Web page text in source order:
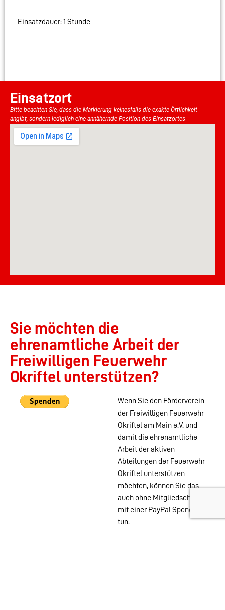
Einsatzdauer: 1 Stunde
Einsatzort
Bitte beachten Sie, dass die Markierung keinesfalls die exakte Örtlichkeit
angibt, sondern lediglich eine annähernde Position des Einsatzortes
Sie möchten die
ehrenamtliche Arbeit der
Freiwilligen Feuerwehr
Okriftel unterstützen?
Wenn Sie den Förderverein
der Freiwilligen Feuerwehr
Okriftel am Main e.V. und
damit die ehrenamtliche
Arbeit der aktiven
Abteilungen der Feuerwehr
Okriftel unterstützen
möchten, können Sie das
auch ohne Mitgliedschaft
mit einer PayPal Spende
tun.